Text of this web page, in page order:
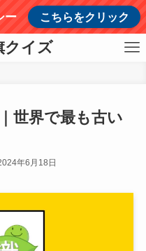
ー こちらをクリック
クイズ
世界で最も古い
年6月18日